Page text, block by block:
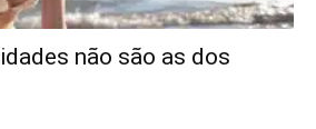
não são as dos